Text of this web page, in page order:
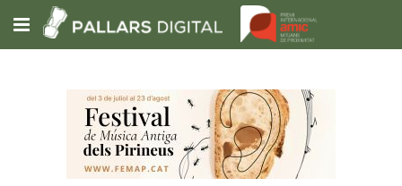
Subscriu-t'hi